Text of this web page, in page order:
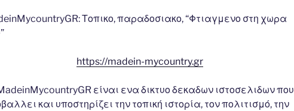
Τοπικο, παραδοσιακο, “Φτιαγμενο στη χωρα
https://madein-mycountry.gr
είναι ενα δικτυο δεκαδων ιστοσελιδων που
και υποστηρίζει την τοπική ιστορία, τον πολιτισμό, την